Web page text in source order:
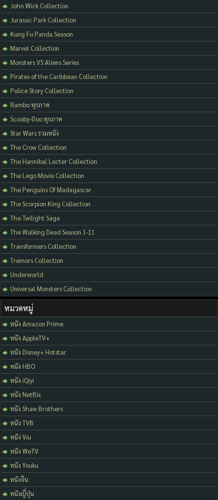
John Wick Collection
Jurassic Park Collection
Kung Fu Panda Season
Marvel Collection
Monsters VS Aliens Series
Pirates of the Caribbean Collection
Police Story Collection
Rambo ทุกภาค
Scooby-Doo ทุกภาค
Star Wars รวมหนัง
The Crow Collection
The Hannibal Lecter Collection
The Lego Movie Collection
The Penguins Of Madagascar
The Scorpion King Collection
The Twilight Saga
The Walking Dead Season 1-11
Transformers Collection
Tremors Collection
Underworld
Universal Monsters Collection
หมวดหมู่
หนัง Amazon Prime
หนัง AppleTV+
หนัง Disney+ Hotstar
หนัง HBO
หนัง iQiyi
หนัง Netflix
หนัง Shaw Brothers
หนัง TVB
หนัง Viu
หนัง WeTV
หนัง Youku
หนังจีน
หนังญี่ปุ่น